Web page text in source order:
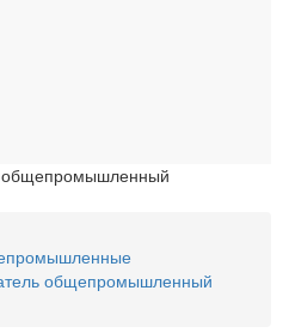
общепромышленный
общепромышленный